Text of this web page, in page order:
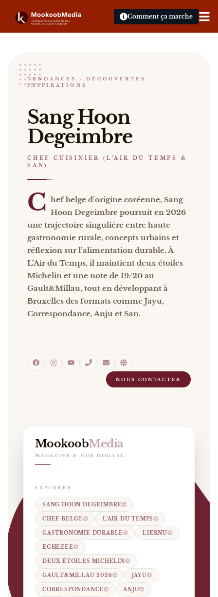
Comment ça marche
Sang Hoon Degeimbre
CHEF CUISINIER (L'AIR DU TEMPS & SAN)
Sang Hoon Degeimbre Chef belge d’origine
Catalogue :restaurants, presse, vidéos, livres
TENDANCES · DÉCOUVERTES ·
INSPIRATIONS
Sang Hoon
Degeimbre
CHEF CUISINIER (L'AIR DU TEMPS &
SAN)
C hef belge d’origine coréenne, Sang
Hoon Degeimbre poursuit en 2026
une trajectoire singulière entre haute
gastronomie rurale, concepts urbains et
réflexion sur l’alimentation durable. À
L’Air du Temps, il maintient deux étoiles
Michelin et une note de 19/20 au
Gault&Millau, tout en développant à
Bruxelles des formats comme Jayu,
Correspondance, Anju et San.
NOUS CONTACTER
MookoobMedia
MAGAZINE & HUB DIGITAL
EXPLORER
SANG HOON DEGEIMBRE
CHEF BELGE L’AIR DU TEMPS
GASTRONOMIE DURABLE LIERNU
ÉGHEZÉE
DEUX ÉTOILES MICHELIN
GAULT&MILLAU 2026 JAYU
CORRESPONDANCE ANJU